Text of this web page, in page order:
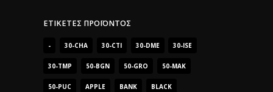
ΕΤΙΚΈΤΕΣ ΠΡΟΪΌΝΤΟΣ
- 30-CHA 30-CTI 30-DME 30-ISE
30-TMP 50-BGN 50-GRO 50-MAK
50-PUC APPLE BANK BLACK